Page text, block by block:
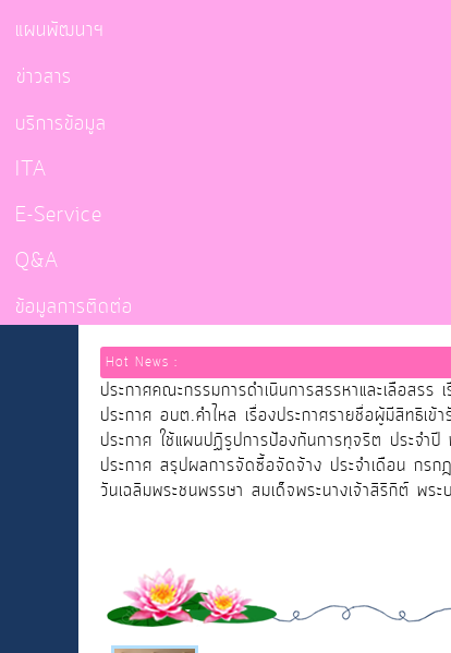
แผนพัฒนาฯ
ข่าวสาร
บริการข้อมูล
ITA
E-Service
Q&A
ข้อมูลการติดต่อ
Hot News :
ประกาศคณะกรรมการดำเนินการสรรหาและเลือสร
ประกาศ อบต.คำไหล เรื่องประกาศรายชื่อผู้มีสิทธิเ
ประกาศ ใช้แผนปฏิรูปการป้องกันการทุจริต ประจ
ประกาศ สรุปผลการจัดซื้อจัดจ้าง ประจำเดือน กร
วันเฉลิมพระชนพรรษา สมเด็จพระนางเจ้าสิริกิต์